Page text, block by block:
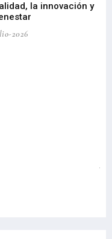
la innovación y
2026